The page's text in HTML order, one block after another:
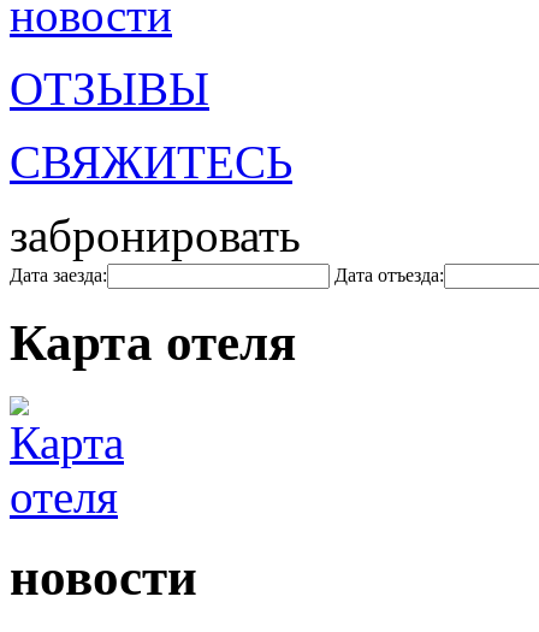
новости
ОТЗЫВЫ
СВЯЖИТЕСЬ
забронировать
Дата заезда: Дата отъезда:
Карта отеля
новости